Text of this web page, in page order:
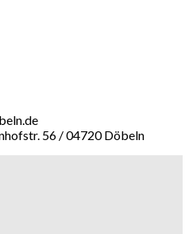
56 / 04720 Döbeln